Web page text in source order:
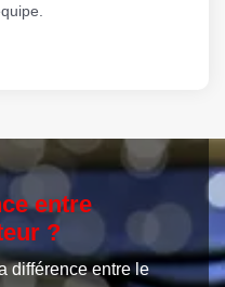
entre
?
différence entre le